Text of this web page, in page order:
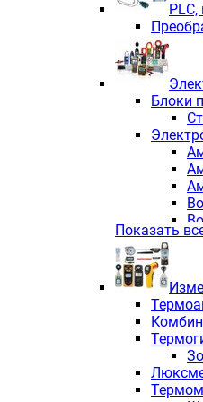
Блоки
Показать